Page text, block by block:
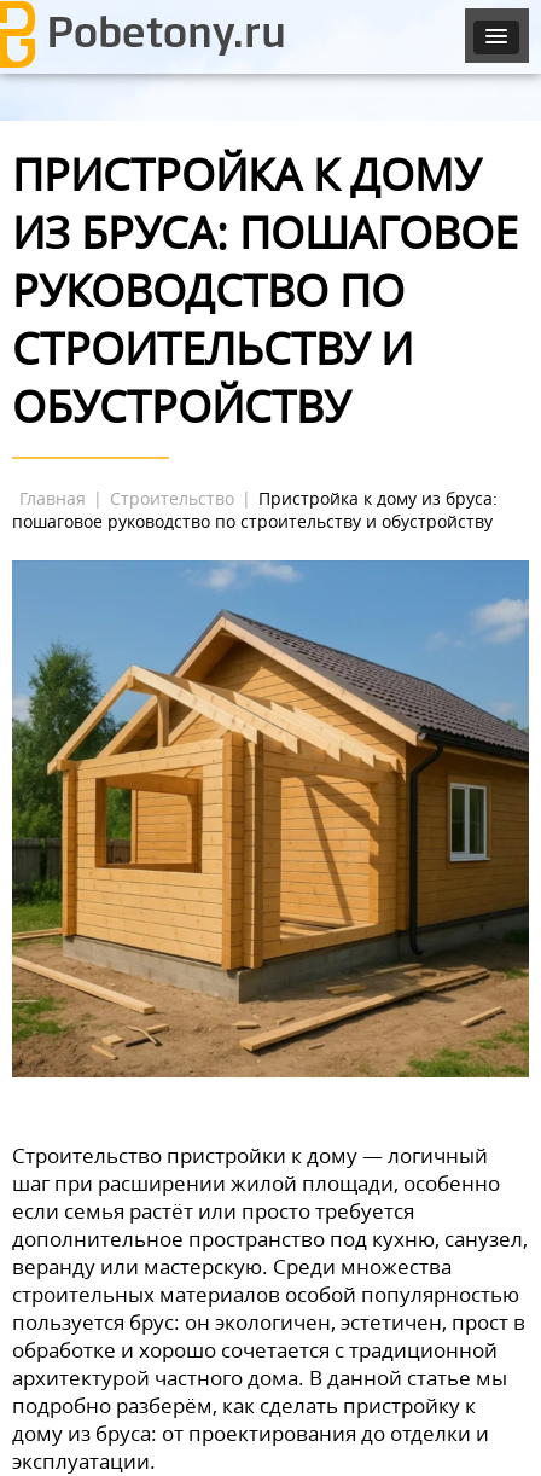
ПРИСТРОЙКА К ДОМУ
ИЗ БРУСА: ПОШАГОВОЕ
РУКОВОДСТВО ПО
СТРОИТЕЛЬСТВУ И
ОБУСТРОЙСТВУ
Главная | Строительство | Пристройка к дому из бруса:
пошаговое руководство по строительству и обустройству
Строительство пристройки к дому — логичный
шаг при расширении жилой площади, особенно
если семья растёт или просто требуется
дополнительное пространство под кухню, санузел,
веранду или мастерскую. Среди множества
строительных материалов особой популярностью
пользуется брус: он экологичен, эстетичен, прост в
обработке и хорошо сочетается с традиционной
архитектурой частного дома. В данной статье мы
подробно разберём, как сделать пристройку к
дому из бруса: от проектирования до отделки и
эксплуатации.